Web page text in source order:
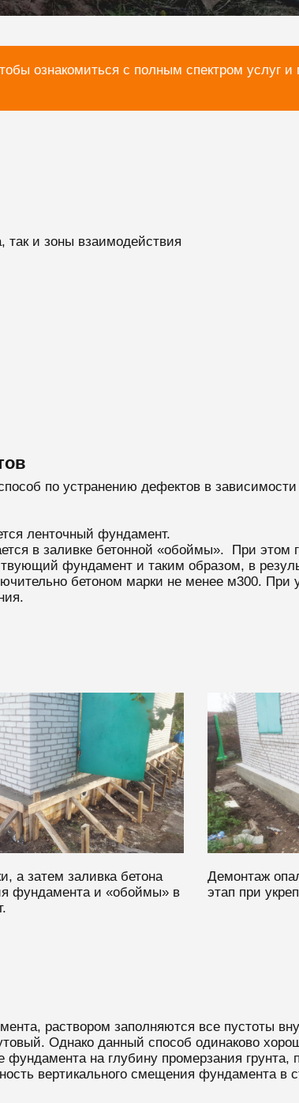
ознакомиться с полным спектром услуг
так и зоны взаимодействия
по устранению дефектов в
ленточный фундамент.
в заливке бетонной «обоймы». При
фундамент и таким образом, в
бетоном марки не менее м300. При
а затем заливка бетона
фундамента и «обоймы» в
Демонтаж
этап при
раствором заполняются все пустоты
Однако данный способ одинаково
на глубину промерзания грунта,
вертикального смещения фундамента в